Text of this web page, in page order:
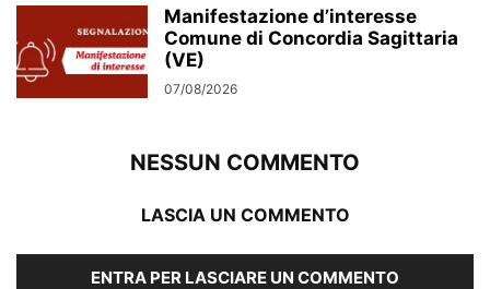
Manifestazione d’interesse
Comune di Concordia Sagittaria
(VE)
07/08/2026
NESSUN COMMENTO
LASCIA UN COMMENTO
ENTRA PER LASCIARE UN COMMENTO